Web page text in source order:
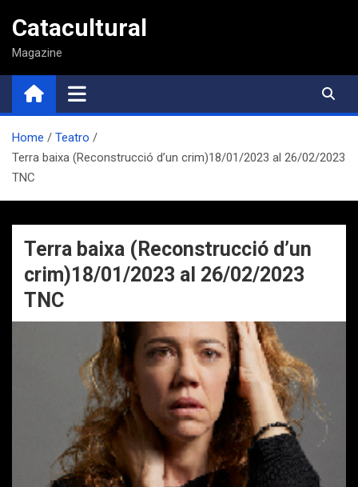
contenido
Catacultural
Magazine
Home
Teatro
Terra baixa (Reconstrucció d’un crim)18/01/2023 al 26/02/2023
TNC
Terra baixa (Reconstrucció d’un
crim)18/01/2023 al 26/02/2023
TNC